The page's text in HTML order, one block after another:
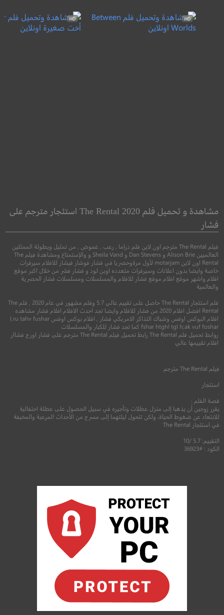
4.2
أخت صغيرة
6.3
مشاهدة و تحميل فلم The Rental 2020 استئجار مترجم على
فشار
فيلم The Rental مترجم اون لاين فلم دراما , رعب , غموض , من تمثيل وبطولة الممثلين
العالميين Alison Brie و Dan Stevens و Sheila Vand و والإستمتاع ومشاهدة فيلم The
Rental اون لاين motarjam لأول مرةوحصريا في فشار فوشار فيشار للافلام سيرفرات
خاصة وايضا بدون اعلانات وسيرفرات متعدده اوبن لود و فشار فشر من خلال اكبر موقع
افلام واشهر موقع افلام موقع فشار للافلام والمسلسلات ومسلسلات فشار الحصرية
والعالمية
فلم استئجار The Rental حاصل على تقييم عالي 5.7 وفلم مشهور في عام 2020 , فلم The
Rental افضل افلام 2020 من فشار للافلام وايضا تجد احدث الافلام افلام فشار مشاهده
افلام البوكس اوفس وشباك التذاكر الامريكي فشار , افلام بوكس اوفس l,ru tahv fushar
fshar htghl tgl h;ak vuf foshar كما تجد فشار للكبار والمسلسلات
روابط تحميل فلم The Rental رابط تحميل فيلم The Rental مترجم على فشار اورج فشاار
افلام تقييمها عالي
فيلم The Rentalمترجم
استئجار
قصة الفلم :
يقرر زوجين أن يذهبا إلى منزل عطلات وتأجيره في سبيل الحصول على عطلة احتفالية
للابتعاد عن ضغوط الحياة، ولكن تتحول ليلتهما إلى مسرح من الأحداث المرعبة والمخيفة
في استئجار The Rental
التقييم: 5.7 /10
الكود : #36923